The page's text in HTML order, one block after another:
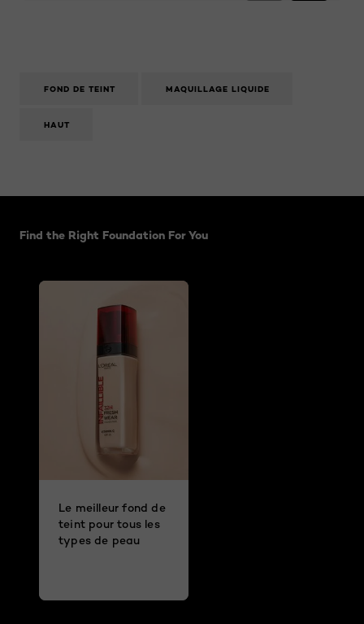
FOND DE TEINT MAQUILLAGE LIQUIDE
HAUT
Find the Right Foundation For You
Le meilleur fond de
teint pour tous les
types de peau